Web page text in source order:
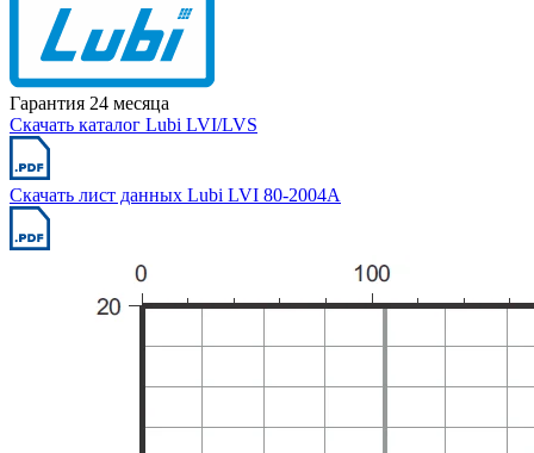
Гарантия 24 месяца
Скачать каталог Lubi LVI/LVS
Скачать лист данных Lubi LVI 80-2004A